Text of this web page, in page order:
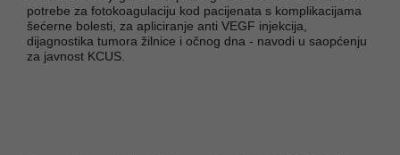
potrebe za fotokoagulaciju kod pacijenata s komplikacijama
šećerne bolesti, za apliciranje anti VEGF injekcija,
dijagnostika tumora žilnice i očnog dna - navodi u saopćenju
za javnost KCUS.